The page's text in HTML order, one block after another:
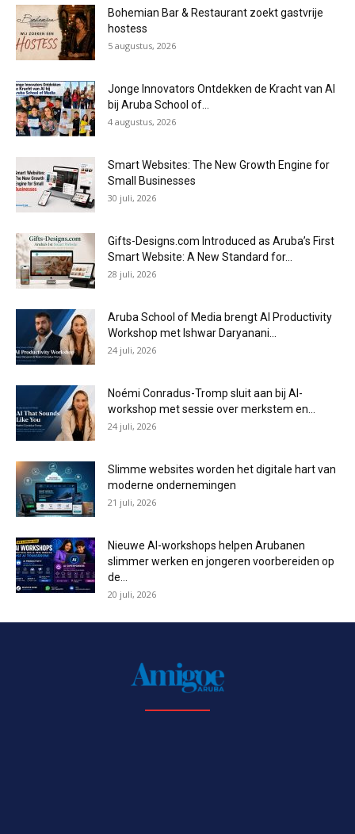
Bohemian Bar & Restaurant zoekt gastvrije
hostess
5 augustus, 2026
Jonge Innovators Ontdekken de Kracht van AI
bij Aruba School of...
4 augustus, 2026
Smart Websites: The New Growth Engine for
Small Businesses
30 juli, 2026
Gifts-Designs.com Introduced as Aruba’s First
Smart Website: A New Standard for...
28 juli, 2026
Aruba School of Media brengt AI Productivity
Workshop met Ishwar Daryanani...
24 juli, 2026
Noémi Conradus-Tromp sluit aan bij AI-
workshop met sessie over merkstem en...
24 juli, 2026
Slimme websites worden het digitale hart van
moderne ondernemingen
21 juli, 2026
Nieuwe AI-workshops helpen Arubanen
slimmer werken en jongeren voorbereiden op
de...
20 juli, 2026